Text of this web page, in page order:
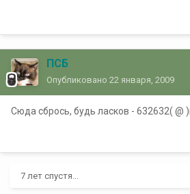
ПСБ
Опубликовано 22 января, 2009
Сюда сбрось, будь ласков - 632632( @
7 лет спустя...